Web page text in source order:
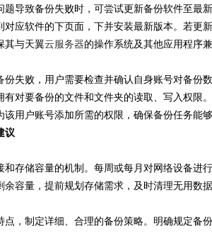
题导致备份失败时，可尝试更新备份软件至最
对应软件的下页面，下并安装最新版本。若更
其与天翼云服务器的操作系统及其他应用程序
份失败，用户需要检查并确认自身账号对备份
有对要备份的文件和文件夹的读取、写入权限
该用户账号添加所需的权限，确保备份任务能
议
和存储容量的机制。每周或每月对网络设备进
余容量，提前规划存储需求，及时清理无用数
点，制定详细、合理的备份策略。明确规定备